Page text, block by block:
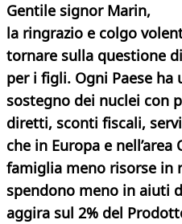
Gentile signor Marin,
la ringrazio e colgo
tornare sulla questione
per i figli. Ogni Paese
sostegno dei nuclei con
diretti, sconti fiscali,
che in Europa e
famiglia meno risorse in
spendono meno in aiuti
aggira sul 2% del